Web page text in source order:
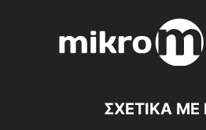
ΣΧΕΤΙΚΑ